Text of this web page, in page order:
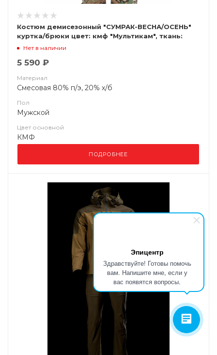
Эпицентр
Здравствуйте! Готовы помочь
вам. Напишите мне, если у
вас появятся вопросы.
Костюм демисезонный "СУМРАК-ВЕСНА/ОСЕНЬ"
куртка/брюки цвет: кмф "Мультикам", ткань:
Твил Рип-Стоп ()
Нет в наличии
5 590 ₽
Материал
Смесовая 80% п/э, 20% х/б
Пол
Мужской
Цвет основной
КМФ
ПОДРОБНЕЕ